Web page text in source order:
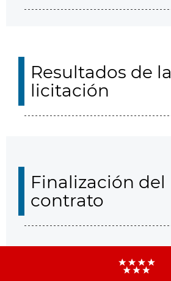
Resultados de la
licitación
Finalización del
contrato